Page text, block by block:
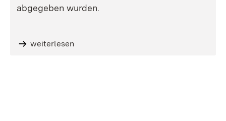
abgegeben wurden.
weiterlesen